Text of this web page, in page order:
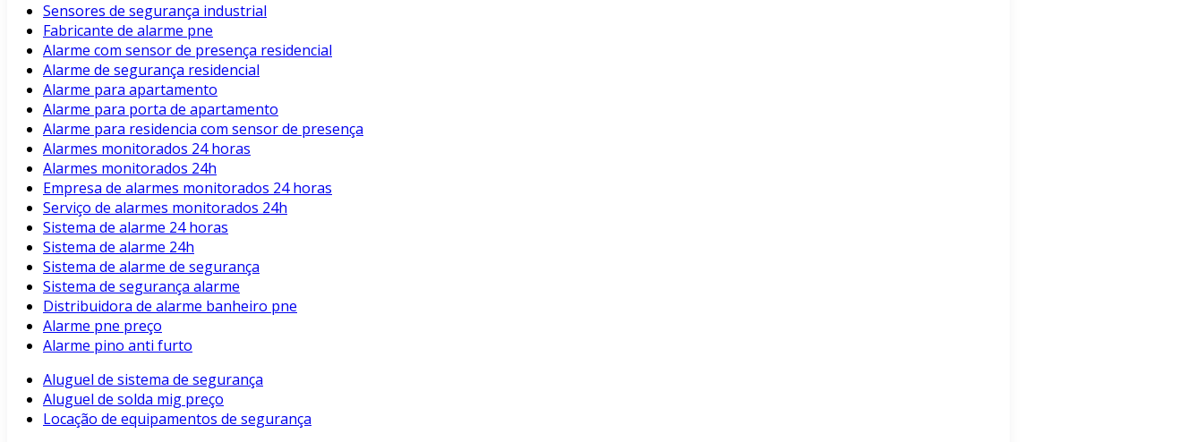
Sensores de segurança industrial
Fabricante de alarme pne
Alarme com sensor de presença residencial
Alarme de segurança residencial
Alarme para apartamento
Alarme para porta de apartamento
Alarme para residencia com sensor de presença
Alarmes monitorados 24 horas
Alarmes monitorados 24h
Empresa de alarmes monitorados 24 horas
Serviço de alarmes monitorados 24h
Sistema de alarme 24 horas
Sistema de alarme 24h
Sistema de alarme de segurança
Sistema de segurança alarme
Distribuidora de alarme banheiro pne
Alarme pne preço
Alarme pino anti furto
Aluguel de sistema de segurança
Aluguel de solda mig preço
Locação de equipamentos de segurança